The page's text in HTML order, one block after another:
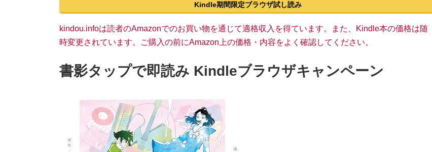
Kindle期間限定ブラウザ試し読み
kindou.infoは読者のAmazonでのお買い物を通じて適格収入を得ています。また、Kindle本の価格は随
時変更されています。ご購入の前にAmazon上の価格・内容をよく確認してください。
書影タップで即読み Kindleブラウザキャンペーン